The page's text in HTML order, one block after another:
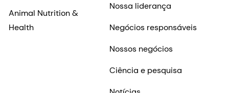
Animal Nutrition &
Health
Nossa liderança
Negócios responsáveis
Nossos negócios
Ciência e pesquisa